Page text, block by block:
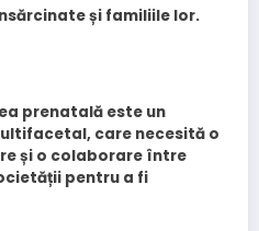
și familiile lor.
prenatală este un
care necesită o
și o colaborare între
pentru a fi